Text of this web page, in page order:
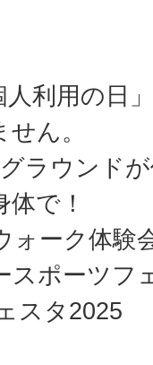
人利用の日
ん。
ラウンド
で！
ォーク体験
スポーツフ
スタ2025